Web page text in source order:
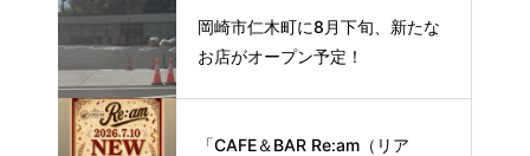
岡崎市仁木町に8月下旬、新たな
お店がオープン予定！
「CAFE＆BAR Re:am（リア